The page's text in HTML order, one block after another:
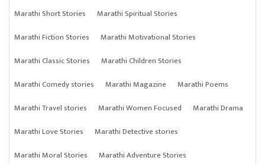
Marathi Short Stories
Marathi Spiritual Stories
Marathi Fiction Stories
Marathi Motivational Stories
Marathi Classic Stories
Marathi Children Stories
Marathi Comedy stories
Marathi Magazine
Marathi Poems
Marathi Travel stories
Marathi Women Focused
Marathi Drama
Marathi Love Stories
Marathi Detective stories
Marathi Moral Stories
Marathi Adventure Stories